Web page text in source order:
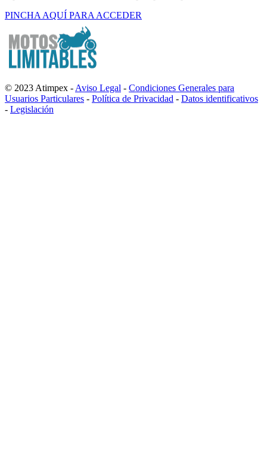
PINCHA AQUÍ PARA ACCEDER
© 2023 Atimpex - Aviso Legal - Condiciones Generales para
Usuarios Particulares - Política de Privacidad - Datos identificativos
- Legislación